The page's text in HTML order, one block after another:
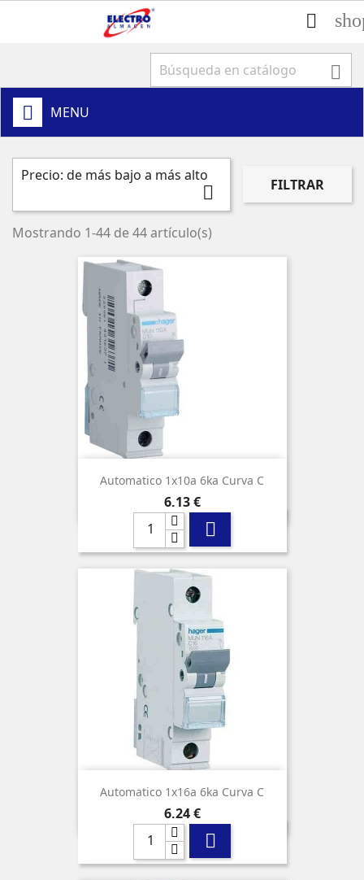


MENU
Precio: de más bajo a más alto
 FILTRAR
Mostrando 1-44 de 44 artículo(s)
Automatico 1x10a 6ka Curva C
Precio
6,13 €

Automatico 1x16a 6ka Curva C
Precio
6,24 €
